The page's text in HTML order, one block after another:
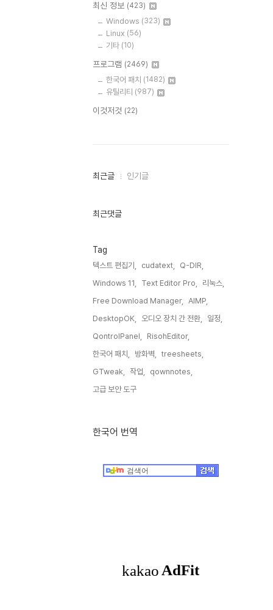
최신 정보 (423)
Windows (323)
Linux (56)
기타 (10)
프로그램 (2469)
한국어 패치 (1482)
유틸리티 (987)
이것저것 (22)
최
인
최근글 인기글
최근댓글
Tag
텍스트 편집기, cudatext,
Q-DIR,
Windows 11,
Text Editor Pro,
리눅스,
Free Download Manager,
AIMP,
DesktopOK,
오디오 장치 간 전환,
일정,
QontrolPanel,
RisohEditor,
한국어 패치,
방화벽,
treesheets,
GTweak,
작업,
qownnotes,
고급 보안 도구,
한국어 번역